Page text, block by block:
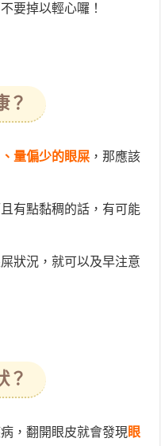
要掉以輕心囉！
？
量偏少的眼屎 ，那應該
且有點黏稠的話，有可能
狀況，就可以及早注意
？
，翻開眼皮就會發現眼